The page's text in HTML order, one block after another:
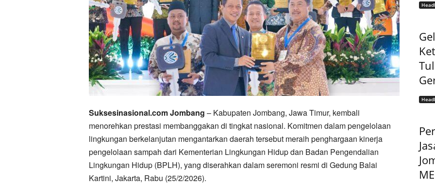
Suksesinasional.com Jombang – Kabupaten Jombang, Jawa Timur, kembali
menorehkan prestasi membanggakan di tingkat nasional. Komitmen dalam pengelolaan
lingkungan berkelanjutan mengantarkan daerah tersebut meraih penghargaan kinerja
pengelolaan sampah dari Kementerian Lingkungan Hidup dan Badan Pengendalian
Lingkungan Hidup (BPLH), yang diserahkan dalam seremoni resmi di Gedung Balai
Kartini, Jakarta, Rabu (25/2/2026).